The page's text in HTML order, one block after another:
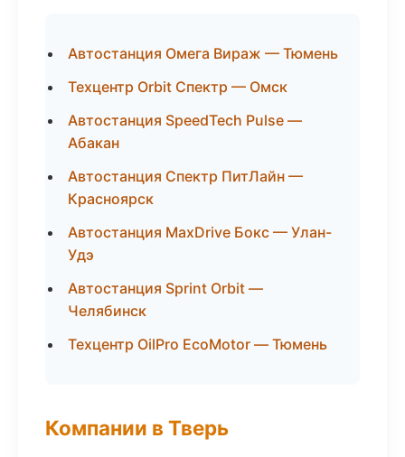
Автостанция Омега Вираж — Тюмень
Техцентр Orbit Спектр — Омск
Автостанция SpeedTech Pulse —
Абакан
Автостанция Спектр ПитЛайн —
Красноярск
Автостанция MaxDrive Бокс — Улан-
Удэ
Автостанция Sprint Orbit —
Челябинск
Техцентр OilPro EcoMotor — Тюмень
Компании в Тверь